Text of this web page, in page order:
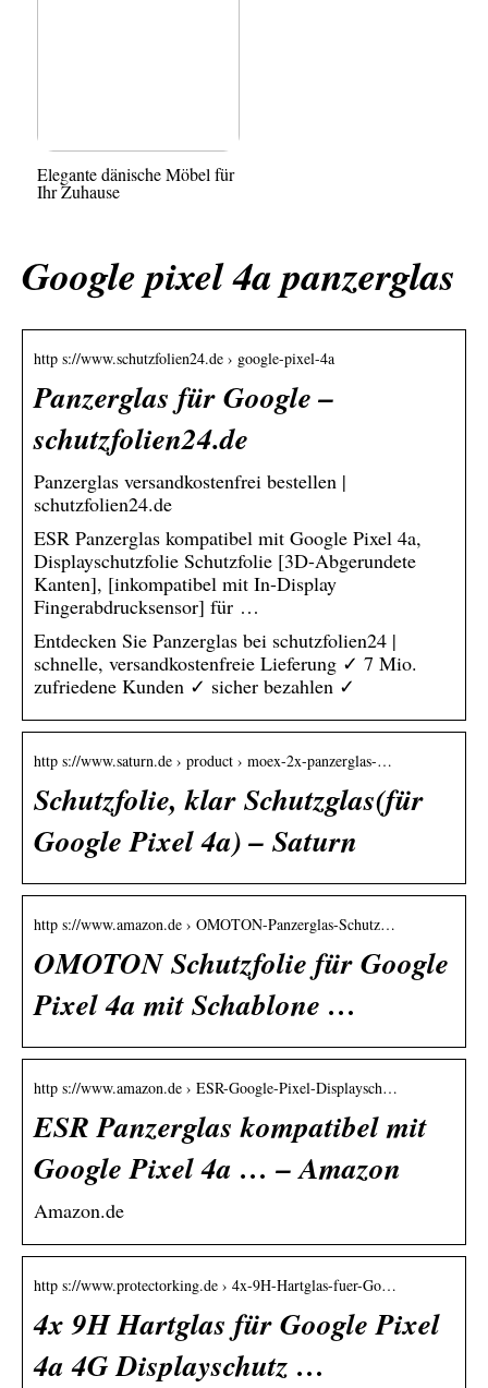
Elegante dänische Möbel für
Ihr Zuhause
Google pixel 4a panzerglas
http s://www.schutzfolien24.de › google-pixel-4a
Panzerglas für Google –
schutzfolien24.de
Panzerglas versandkostenfrei bestellen |
schutzfolien24.de
ESR Panzerglas kompatibel mit Google Pixel 4a,
Displayschutzfolie Schutzfolie [3D-Abgerundete
Kanten], [inkompatibel mit In-Display
Fingerabdrucksensor] für …
Entdecken Sie Panzerglas bei schutzfolien24 |
schnelle, versandkostenfreie Lieferung ✓ 7 Mio.
zufriedene Kunden ✓ sicher bezahlen ✓
http s://www.saturn.de › product › moex-2x-panzerglas-…
Schutzfolie, klar Schutzglas(für
Google Pixel 4a) – Saturn
http s://www.amazon.de › OMOTON-Panzerglas-Schutz…
OMOTON Schutzfolie für Google
Pixel 4a mit Schablone …
http s://www.amazon.de › ESR-Google-Pixel-Displaysch…
ESR Panzerglas kompatibel mit
Google Pixel 4a … – Amazon
Amazon.de
http s://www.protectorking.de › 4x-9H-Hartglas-fuer-Go…
4x 9H Hartglas für Google Pixel
4a 4G Displayschutz …